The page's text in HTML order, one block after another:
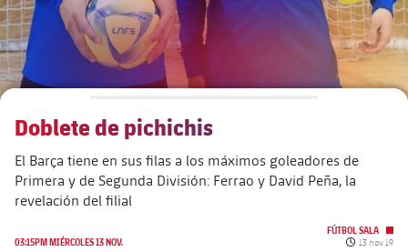
Junta Directiva
Estructura ejecutiva
chevron-right
label.aria.chevronright
Órganos
chevron-right
label.aria.chevronright
Documents
plusicon
más
Barça Academy
Más que un club
Masia 360
Década a década
Presidentes
Doblete de pichichis
El Barça tiene en sus filas a los máximos goleadores de
Primera y de Segunda División: Ferrao y David Peña, la
revelación del filial
03:15PM MIÉRCOLES 13 NOV.
FÚTBOL SALA
Fecha de
13 nov 19